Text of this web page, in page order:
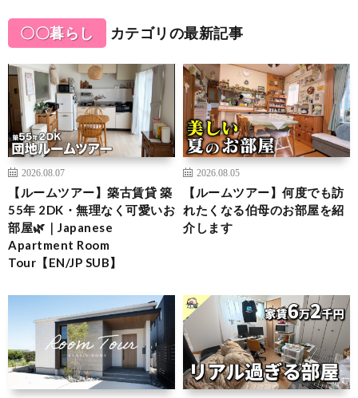
〇〇暮らし カテゴリの最新記事
2026.08.07
【ルームツアー】築古賃貸 築
55年 2DK・無理なく可愛いお
部屋🌿｜Japanese
Apartment Room
Tour【EN/JP SUB】
2026.08.05
【ルームツアー】何度でも訪
れたくなる伯母のお部屋を紹
介します